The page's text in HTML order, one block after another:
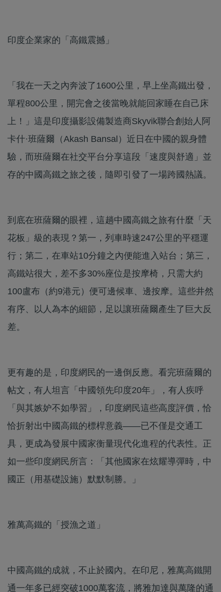
印度企業家的「高鐵震撼」
「我在一天之內奔波了1600公里，早上坐高鐵出發，
單程800公里，開完會之後當晚就能回家睡在自己床
上！」這是印度攝影設備製造商Skyvik聯合創始人阿
卡什·班薩爾（Akash Bansal）近日在中國的親身體
驗，而班薩爾在社交平台分享這段「速度與舒適」並
存的中國高鐵之旅之後，隨即引發了一場跨國熱議。
到底在班薩爾的眼裡，這趟中國高鐵之旅有什麼「天
花板」級的表現？第一，列車時速247公里的平穩運
行；第二，在車站10分鐘之內便能進入站台；第三，
高鐵站很大，差不多30%座位是按摩椅，只需大約
100盧布（約9港元）便可邊候車、邊按摩。這些井然
有序、以人為本的細節，足以讓班薩爾產生了巨大反
差。
更有趣的是，印度網民的一邊倒反應。看完班薩爾的
帖文，有人坦言「中國領先印度20年」，有人疾呼
「與其嫉妒不如學習」，印度網民這些高度評價，恰
恰折射出中國高鐵的標桿意義——已不僅是交通工
具，更成為發展中國家衡量現代化進程的代表性。正
如一些印度網民所言：「其他國家在炫耀導彈時，中
國正（用基礎設施）默默制勝。」
雅萬高鐵的「授漁之道」
中國高鐵的成就，不止於國內。在印尼，雅萬高鐵開
通一年多已經突破1000萬客流，將雅加達與萬隆的通